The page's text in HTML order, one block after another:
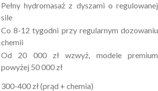
Pełny hydromasaż z dyszami o regulowanej
sile
Co 8-12 tygodni przy regularnym dozowaniu
chemii
Od 20 000 zł wzwyż, modele premium
powyżej 50 000 zł
300-400 zł (prąd + chemia)